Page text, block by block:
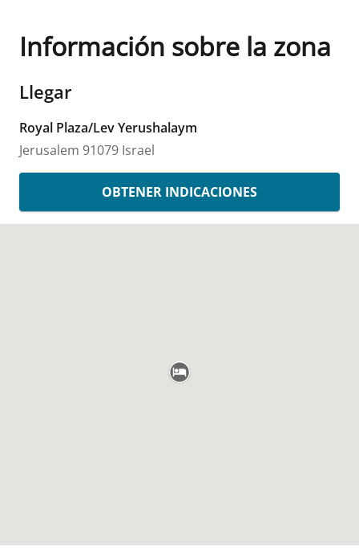
Información sobre la zona
Llegar
Royal Plaza/Lev Yerushalaym
Jerusalem 91079 Israel
OBTENER INDICACIONES